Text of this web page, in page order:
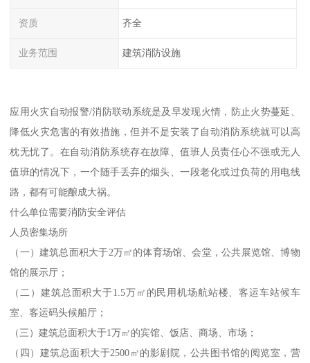
资质 齐全
业务范围 建筑消防设施
应用火灾自动报警/消防联动系统是及早发现火情，防止火势蔓延、
降低火灾危害的有效措施，但并不是安装了自动消防系统就可以高
枕无忧了。在自动消防系统存在故障、值班人员责任心不强或无人
值班的情况下，一个随手丢弃的烟头、一段老化或过负荷的用电线
路，都有可能酿成大祸。
什么单位需要消防安全评估
人员密集场所
（一）建筑总面积大于2万㎡的体育场馆、会堂，公共展览馆、博物
馆的展示厅；
（二）建筑总面积大于1.5万㎡的民用机场航站楼、客运车站候车
室、客运码头候船厅；
（三）建筑总面积大于1万㎡的宾馆、饭店、商场、市场；
（四）建筑总面积大于2500㎡的影剧院，公共图书馆的阅览室，营